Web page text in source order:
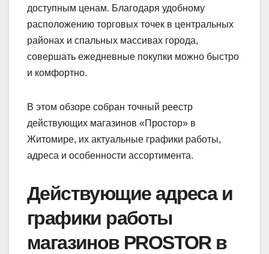
доступным ценам. Благодаря удобному
расположению торговых точек в центральных
районах и спальных массивах города,
совершать ежедневные покупки можно быстро
и комфортно.
В этом обзоре собран точный реестр
действующих магазинов «Простор» в
Житомире, их актуальные графики работы,
адреса и особенности ассортимента.
Действующие адреса и
графики работы
магазинов PROSTOR в